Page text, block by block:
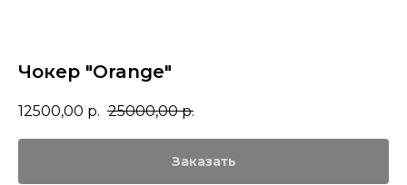
Чокер "Orange"
12500,00 р. 25000,00 р.
Заказать